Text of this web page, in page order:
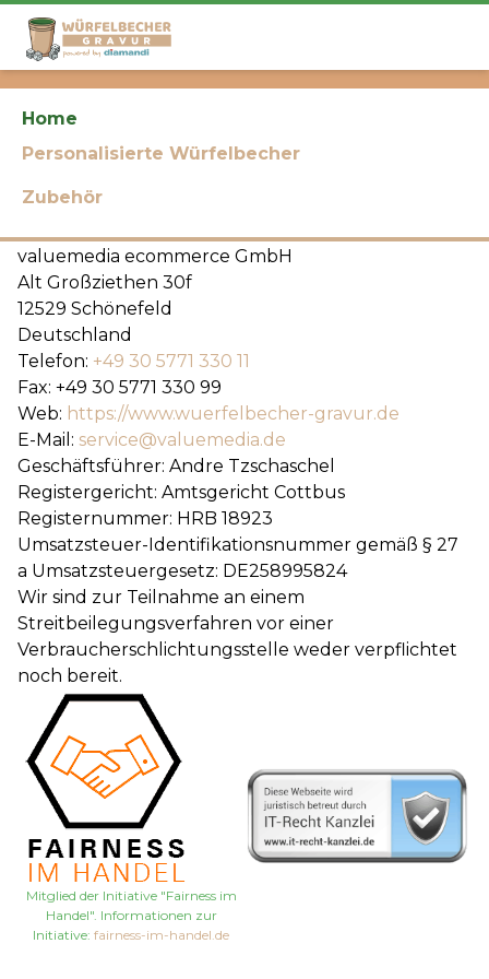
Home
Personalisierte Würfelbecher
Zubehör
Impressum
valuemedia ecommerce GmbH
Alt Großziethen 30f
12529 Schönefeld
Deutschland
Telefon: +49 30 5771 330 11
Fax: +49 30 5771 330 99
Web: https://www.wuerfelbecher-gravur.de
E-Mail: service@valuemedia.de
Geschäftsführer: Andre Tzschaschel
Registergericht: Amtsgericht Cottbus
Registernummer: HRB 18923
Umsatzsteuer-Identifikationsnummer gemäß § 27
a Umsatzsteuergesetz: DE258995824
Wir sind zur Teilnahme an einem
Streitbeilegungsverfahren vor einer
Verbraucherschlichtungsstelle weder verpflichtet
noch bereit.
Mitglied der Initiative "Fairness im
Handel". Informationen zur
Initiative: fairness-im-handel.de